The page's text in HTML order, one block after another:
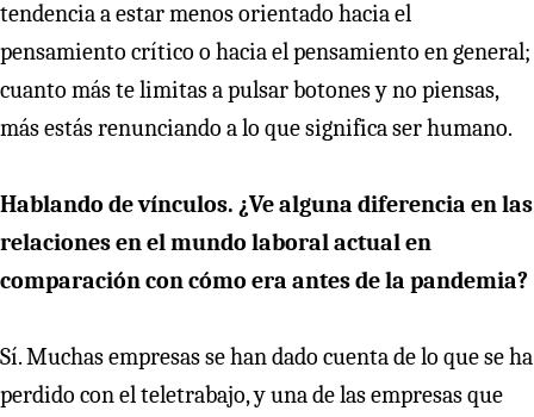
tendencia a estar menos orientado hacia el
pensamiento crítico o hacia el pensamiento en general;
cuanto más te limitas a pulsar botones y no piensas,
más estás renunciando a lo que significa ser humano.
Hablando de vínculos. ¿Ve alguna diferencia en las
relaciones en el mundo laboral actual en
comparación con cómo era antes de la pandemia?
Sí. Muchas empresas se han dado cuenta de lo que se ha
perdido con el teletrabajo, y una de las empresas que